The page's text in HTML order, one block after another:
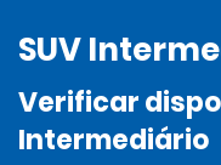
SUV
Verificar
Intermediário